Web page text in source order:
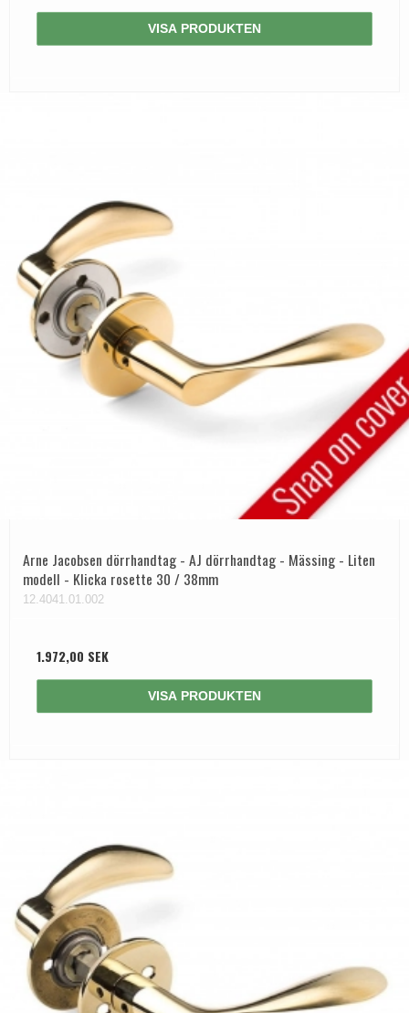
VISA PRODUKTEN
Arne Jacobsen dörrhandtag - AJ dörrhandtag - Mässing - Liten
modell - Klicka rosette 30 / 38mm
12.4041.01.002
1.972,00 SEK
VISA PRODUKTEN